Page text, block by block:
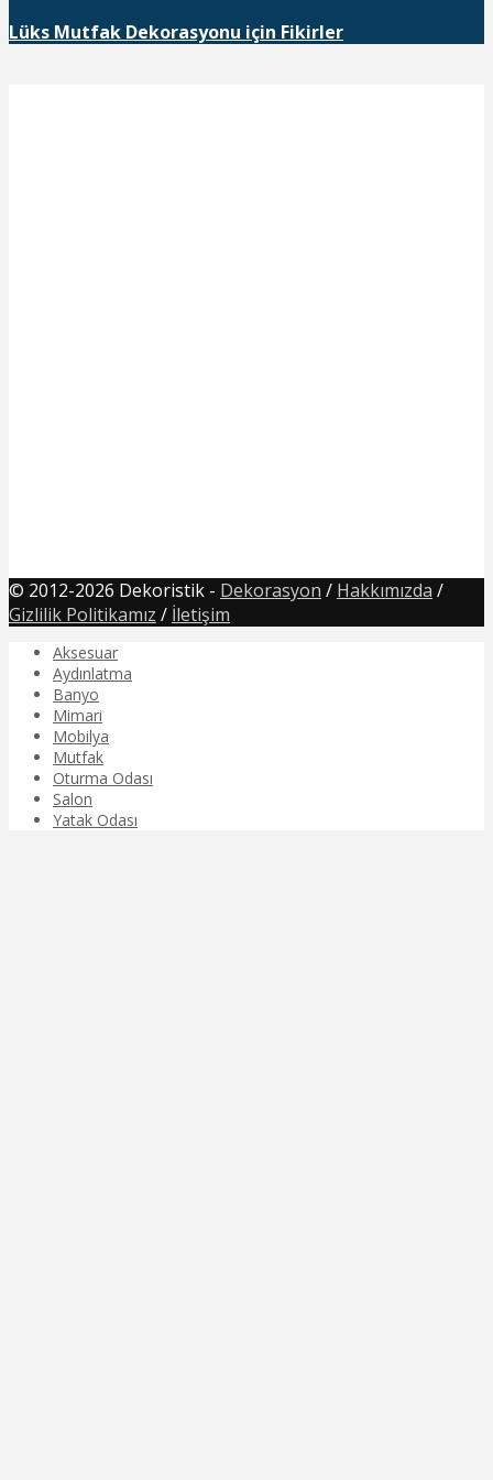
Lüks Mutfak Dekorasyonu için Fikirler
© 2012-2026 Dekoristik - Dekorasyon / Hakkımızda /
Gizlilik Politikamız / İletişim
Aksesuar
Aydınlatma
Banyo
Mimari
Mobilya
Mutfak
Oturma Odası
Salon
Yatak Odası